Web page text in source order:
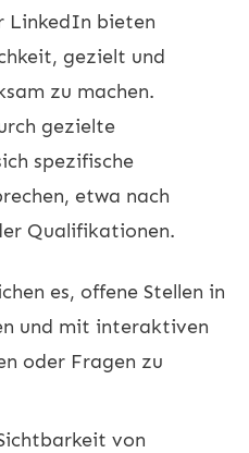
LinkedIn bieten
gezielt und
zu machen.
gezielte
spezifische
etwa nach
Qualifikationen.
es, offene Stellen in
und mit interaktiven
oder Fragen zu
von